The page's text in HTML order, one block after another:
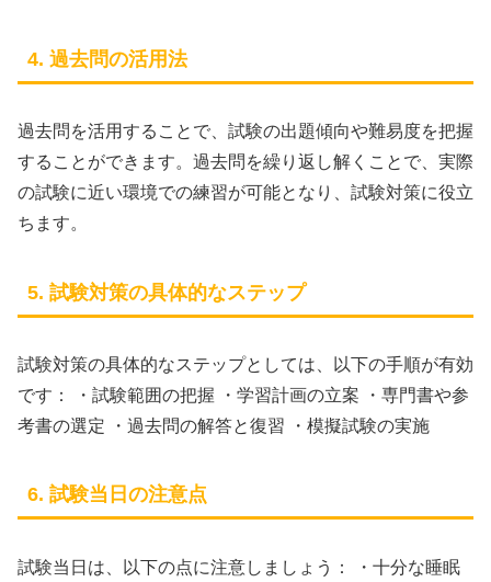
4. 過去問の活用法
過去問を活用することで、試験の出題傾向や難易度を把握
することができます。過去問を繰り返し解くことで、実際
の試験に近い環境での練習が可能となり、試験対策に役立
ちます。
5. 試験対策の具体的なステップ
試験対策の具体的なステップとしては、以下の手順が有効
です： ・試験範囲の把握 ・学習計画の立案 ・専門書や参
考書の選定 ・過去問の解答と復習 ・模擬試験の実施
6. 試験当日の注意点
試験当日は、以下の点に注意しましょう： ・十分な睡眠